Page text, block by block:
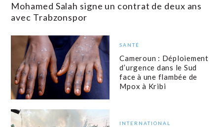
Mohamed Salah signe un contrat de deux ans
avec Trabzonspor
SANTÉ
Cameroun : Déploiement
d’urgence dans le Sud
face à une flambée de
Mpox à Kribi
INTERNATIONAL